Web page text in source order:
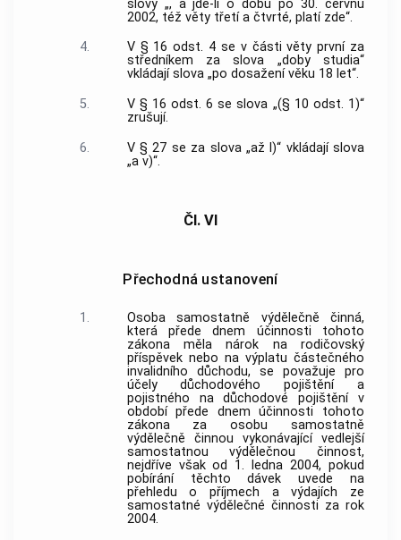
slovy „, a jde-li o dobu po 30. červnu
2002, též věty třetí a čtvrté, platí zde“.
4.
V § 16 odst. 4 se v části věty první za
středníkem za slova „doby studia“
vkládají slova „po dosažení věku 18 let“.
5.
V § 16 odst. 6 se slova „(§ 10 odst. 1)“
zrušují.
6.
V § 27 se za slova „až l)“ vkládají slova
„a v)“.
Čl. VI
Přechodná ustanovení
1.
Osoba samostatně výdělečně činná,
která přede dnem účinnosti tohoto
zákona měla nárok na rodičovský
příspěvek nebo na výplatu částečného
invalidního důchodu, se považuje pro
účely důchodového pojištění a
pojistného na důchodové pojištění v
období přede dnem účinnosti tohoto
zákona za osobu samostatně
výdělečně činnou vykonávající vedlejší
samostatnou výdělečnou činnost,
nejdříve však od 1. ledna 2004, pokud
pobírání těchto dávek uvede na
přehledu o příjmech a výdajích ze
samostatné výdělečné činnosti za rok
2004.